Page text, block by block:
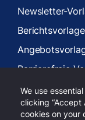
We use
clicking “Accept
cookies on your
Newsletter-
Barrierefreie
Preise
Tarife